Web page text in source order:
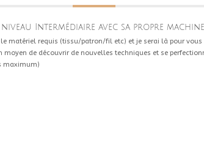
Intermédiaire avec sa propre
le matériel requis (tissu/patron/fil etc) et je serai là pour
de découvrir de nouvelles techniques et se
maximum)